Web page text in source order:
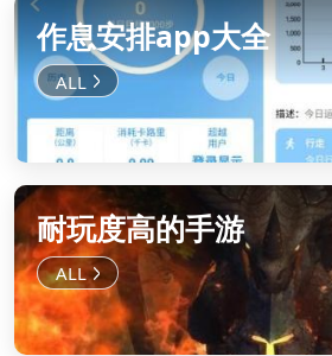
作息安排app大全
耐玩度高的手游